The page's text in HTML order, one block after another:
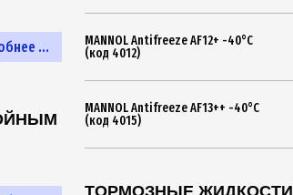
...
MANNOL Antifreeze AF12+ -40°C
(код 4012)
MANNOL Antifreeze AF13++ -40°C
(код 4015)